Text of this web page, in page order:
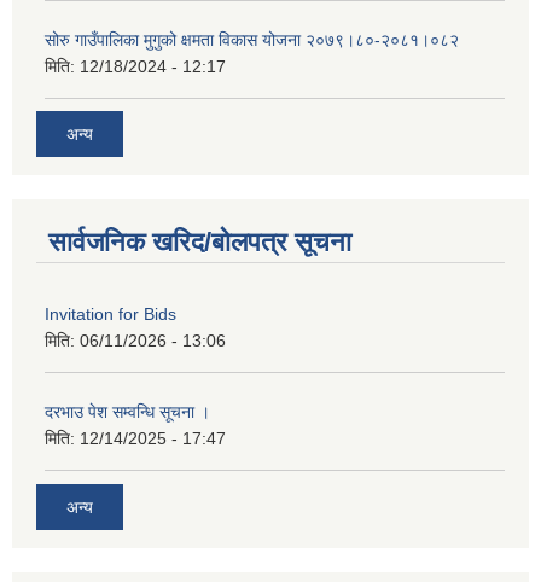
सोरु गाउँपालिका मुगुको क्षमता विकास योजना २०७९।८०-२०८१।०८२
मिति: 12/18/2024 - 12:17
अन्य
सार्वजनिक खरिद/बोलपत्र सूचना
Invitation for Bids
मिति: 06/11/2026 - 13:06
दरभाउ पेश सम्वन्धि सूचना ।
मिति: 12/14/2025 - 17:47
अन्य